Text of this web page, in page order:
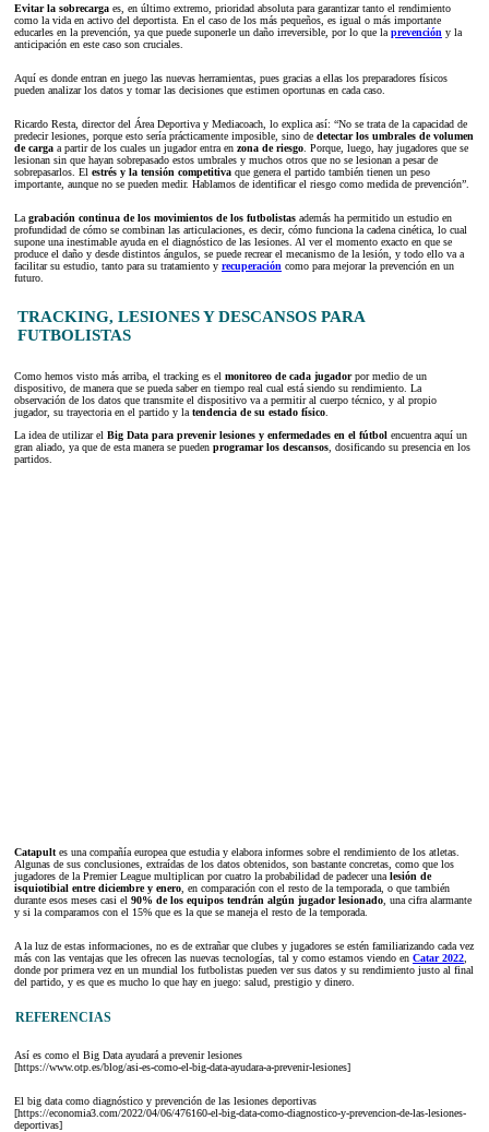
Evitar la sobrecarga es, en último extremo, prioridad absoluta para garantizar tanto el rendimiento
como la vida en activo del deportista. En el caso de los más pequeños, es igual o más importante
educarles en la prevención, ya que puede suponerle un daño irreversible, por lo que la prevención y la
anticipación en este caso son cruciales.
Aquí es donde entran en juego las nuevas herramientas, pues gracias a ellas los preparadores físicos
pueden analizar los datos y tomar las decisiones que estimen oportunas en cada caso.
Ricardo Resta, director del Área Deportiva y Mediacoach, lo explica así: “No se trata de la capacidad de
predecir lesiones, porque esto sería prácticamente imposible, sino de detectar los umbrales de volumen
de carga a partir de los cuales un jugador entra en zona de riesgo . Porque, luego, hay jugadores que se
lesionan sin que hayan sobrepasado estos umbrales y muchos otros que no se lesionan a pesar de
sobrepasarlos. El estrés y la tensión competitiva que genera el partido también tienen un peso
importante, aunque no se pueden medir. Hablamos de identificar el riesgo como medida de prevención”.
La grabación continua de los movimientos de los futbolistas además ha permitido un estudio en
profundidad de cómo se combinan las articulaciones, es decir, cómo funciona la cadena cinética, lo cual
supone una inestimable ayuda en el diagnóstico de las lesiones. Al ver el momento exacto en que se
produce el daño y desde distintos ángulos, se puede recrear el mecanismo de la lesión, y todo ello va a
facilitar su estudio, tanto para su tratamiento y recuperación como para mejorar la prevención en un
futuro.
TRACKING, LESIONES Y DESCANSOS PARA
FUTBOLISTAS
Como hemos visto más arriba, el tracking es el monitoreo de cada jugadorpor medio de un
dispositivo, de manera que se pueda saber en tiempo real cual está siendo su rendimiento. La
observación de los datos que transmite el dispositivo va a permitir al cuerpo técnico, y al propio
jugador, su trayectoria en el partido y la tendencia de su estado físico
La idea de utilizar el Big Data para prevenir lesiones y enfermedades en el fútbol encuentra aquí un
gran aliado, ya que de esta manera se pueden programar los descansos , dosificando su presencia en los
partidos.
Catapult es una compañía europea que estudia y elabora informes sobre el rendimiento de los atletas.
Algunas de sus conclusiones, extraídas de los datos obtenidos, son bastante concretas, como que los
jugadores de la Premier League multiplican por cuatro la probabilidad de padecer una lesión de
isquiotibial entre diciembre y enero , en comparación con el resto de la temporada, o que también
durante esos meses casi el 90% de los equipos tendrán algún jugador lesionado , una cifra alarmante
y si la comparamos con el 15% que es la que se maneja el resto de la temporada.
A la luz de estas informaciones, no es de extrañar que clubes y jugadores se estén familiarizando cada vez
más con las ventajas que les ofrecen las nuevas tecnologías, tal y como estamos viendo en Catar 2022
donde por primera vez en un mundial los futbolistas pueden ver sus datos y su rendimiento justo al final
del partido, y es que es mucho lo que hay en juego: salud, prestigio y dinero.
REFERENCIAS
Así es como el Big Data ayudará a prevenir lesiones
[https://www.otp.es/blog/asi-es-como-el-big-data-ayudara-a-prevenir-lesiones]
El big data como diagnóstico y prevención de las lesiones deportivas
[https://economia3.com/2022/04/06/476160-el-big-data-como-diagnostico-y-prevencion-de-las-lesiones-
deportivas]